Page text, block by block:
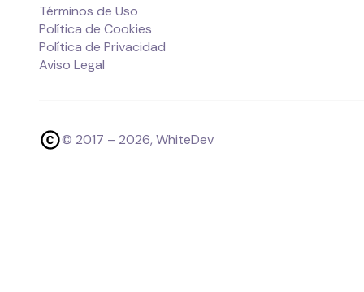
Términos de Uso
Política de Cookies
Política de Privacidad
Aviso Legal
© 2017 – 2026, WhiteDev